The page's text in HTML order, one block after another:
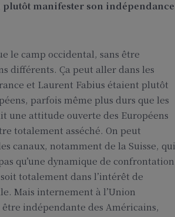
plutôt manifester son indépendance
le camp occidental, sans être
différents. Ça peut aller dans les
et Laurent Fabius étaient plutôt
parfois même plus durs que les
une attitude ouverte des Européens
totalement asséché. On peut
canaux, notamment de la Suisse, qui
qu’une dynamique de confrontation
totalement dans l’intérêt de
Mais internement à l’Union
être indépendante des Américains,